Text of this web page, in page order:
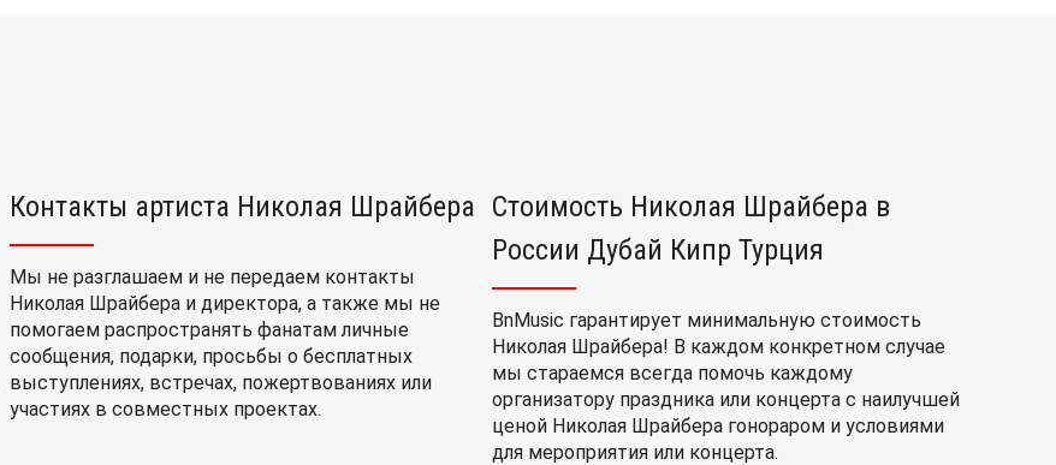
Контакты артиста Николая Шрайбера
Мы не разглашаем и не передаем контакты
Николая Шрайбера и директора, а также мы не
помогаем распространять фанатам личные
сообщения, подарки, просьбы о бесплатных
выступлениях, встречах, пожертвованиях или
участиях в совместных проектах.
Стоимость Николая Шрайбера в
России Дубай Кипр Турция
BnMusic гарантирует минимальную стоимость
Николая Шрайбера! В каждом конкретном случае
мы стараемся всегда помочь каждому
организатору праздника или концерта с наилучшей
ценой Николая Шрайбера гонораром и условиями
для мероприятия или концерта.